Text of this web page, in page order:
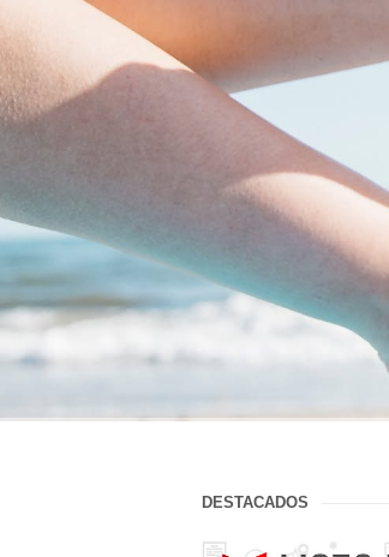
DESTACADOS